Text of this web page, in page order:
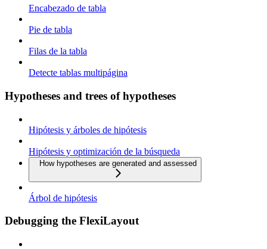
Encabezado de tabla
Pie de tabla
Filas de la tabla
Detecte tablas multipágina
Hypotheses and trees of hypotheses
Hipótesis y árboles de hipótesis
Hipótesis y optimización de la búsqueda
How hypotheses are generated and assessed
Árbol de hipótesis
Debugging the FlexiLayout